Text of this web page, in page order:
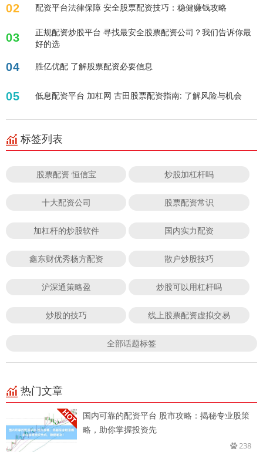
02 配资平台法律保障 安全股票配资技巧：稳健赚钱攻略
03
正规配资炒股平台 寻找最安全股票配资公司？我们告诉你最
好的选
04 胜亿优配 了解股票配资必要信息
05 低息配资平台 加杠网 古田股票配资指南: 了解风险与机会
标签列表
股票配资 恒信宝 炒股加杠杆吗
十大配资公司 股票配资常识
加杠杆的炒股软件 国内实力配资
鑫东财优秀杨方配资 散户炒股技巧
沪深通策略盈 炒股可以用杠杆吗
炒股的技巧 线上股票配资虚拟交易
全部话题标签
热门文章
国内可靠的配资平台 股市攻略：揭秘专业股策
略，助你掌握投资先
238